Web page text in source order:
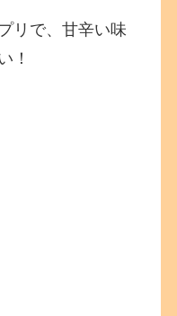
リで、甘辛い味
！